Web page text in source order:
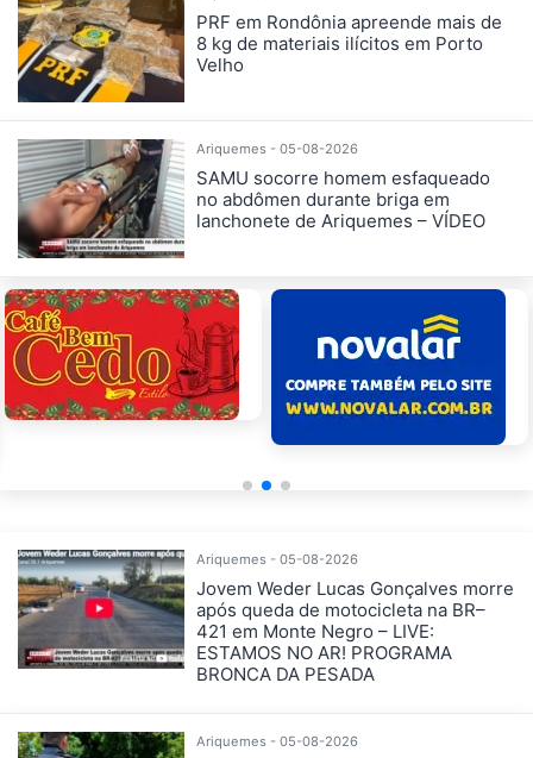
PRF em Rondônia apreende mais de
8 kg de materiais ilícitos em Porto
Velho
Ariquemes - 05-08-2026
SAMU socorre homem esfaqueado
no abdômen durante briga em
lanchonete de Ariquemes – VÍDEO
Ariquemes - 05-08-2026
Jovem Weder Lucas Gonçalves morre
após queda de motocicleta na BR–
421 em Monte Negro – LIVE:
ESTAMOS NO AR! PROGRAMA
BRONCA DA PESADA
Ariquemes - 05-08-2026